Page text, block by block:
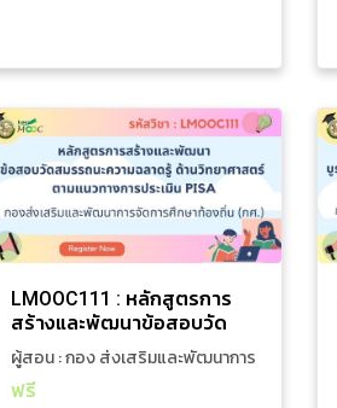
LMOOC111 : หลักสูตรการ
สร้างและพัฒนาข้อสอบวัด
สมรรถนะความฉลาดรู้ ด้าน
วิทยาศาสตร์ ตามแนวทางการ
ประเมิน PISA
ผู้สอน : กอง ส่งเสริมและพัฒนาการ
จัดการศึกษาท้องถิ่น
ฟรี
หลักสูตรการอบรม
LMOOC111 : หลักสูตรการ
สร้างและพัฒนาข้อสอบวัด
สมรรถนะความฉลาดรู้ ด้าน
วิทยาศาสตร์ ตามแนวทางการ
ประเมิน PISA
ผู้สอน : กอง ส่ง
เสริมและพัฒนาการ
จัดการศึกษาท้องถิ่น
6 ชั่วโมง 43 นาที